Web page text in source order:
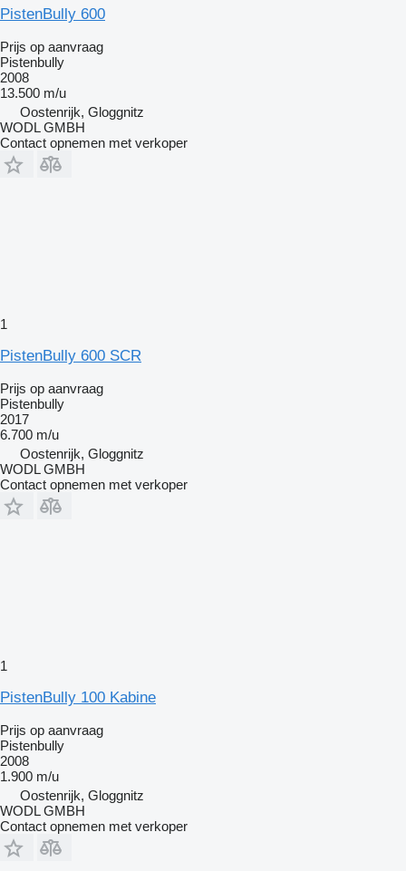
PistenBully 600
Prijs op aanvraag
Pistenbully
2008
13.500 m/u
Oostenrijk, Gloggnitz
WODL GMBH
Contact opnemen met verkoper
1
PistenBully 600 SCR
Prijs op aanvraag
Pistenbully
2017
6.700 m/u
Oostenrijk, Gloggnitz
WODL GMBH
Contact opnemen met verkoper
1
PistenBully 100 Kabine
Prijs op aanvraag
Pistenbully
2008
1.900 m/u
Oostenrijk, Gloggnitz
WODL GMBH
Contact opnemen met verkoper